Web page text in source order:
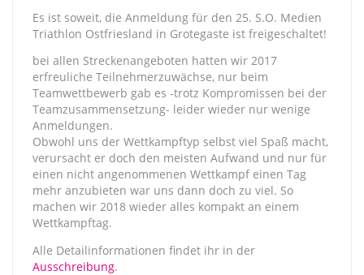
Es ist soweit, die Anmeldung für den 25. S.O. Medien
Triathlon Ostfriesland in Grotegaste ist freigeschaltet!
bei allen Streckenangeboten hatten wir 2017
erfreuliche Teilnehmerzuwächse, nur beim
Teamwettbewerb gab es -trotz Kompromissen bei der
Teamzusammensetzung- leider wieder nur wenige
Anmeldungen.
Obwohl uns der Wettkampftyp selbst viel Spaß macht,
verursacht er doch den meisten Aufwand und nur für
einen nicht angenommenen Wettkampf einen Tag
mehr anzubieten war uns dann doch zu viel. So
machen wir 2018 wieder alles kompakt an einem
Wettkampftag.
Alle Detailinformationen findet ihr in der
Ausschreibung.